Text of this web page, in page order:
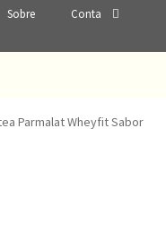
Sobre
Conta
Parmalat Wheyfit Sabor